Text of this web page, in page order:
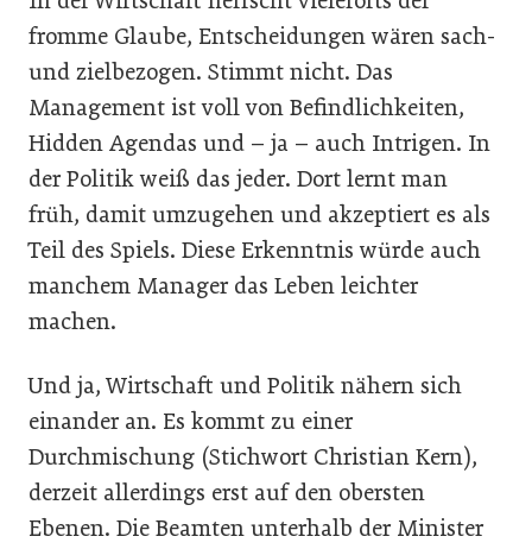
fromme Glaube, Entscheidungen wären sach-
und zielbezogen. Stimmt nicht. Das
Management ist voll von Befindlichkeiten,
Hidden Agendas und – ja – auch Intrigen. In
der Politik weiß das jeder. Dort lernt man
früh, damit umzugehen und akzeptiert es als
Teil des Spiels. Diese Erkenntnis würde auch
manchem Manager das Leben leichter
machen.
Und ja, Wirtschaft und Politik nähern sich
einander an. Es kommt zu einer
Durchmischung (Stichwort Christian Kern),
derzeit allerdings erst auf den obersten
Ebenen. Die Beamten unterhalb der Minister